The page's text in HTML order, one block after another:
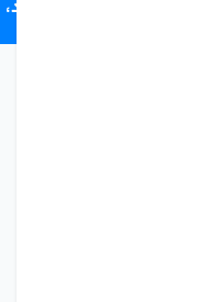
امکان قسط‌بندی برحسب اعتبار ترب‌پی 4 قسط ماهانه. بدون سود،